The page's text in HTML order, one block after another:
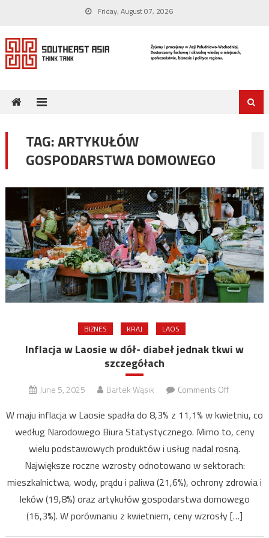
content
Friday, August 07, 2026
TAG:ARTYKUŁÓW
GOSPODARSTWA DOMOWEGO
BIZNES KRAJ LAOS
Inflacja w Laosie w dół- diabeł jednak tkwi w
szczegółach
June 5, 2025 Bartek Wąsik Comments Offon
w
Laosie
w
dół-
diabeł
w
W maju inflacja w Laosie spadła do 8,3% z 11,1% w kwietniu, co
według Narodowego Biura Statystycznego. Mimo to, ceny
wielu podstawowych produktów i usług nadal rosną.
Największe roczne wzrosty odnotowano w sektorach:
mieszkalnictwa, wody, prądu i paliwa (21,6%), ochrony zdrowia i
leków (19,8%) oraz artykułów gospodarstwa domowego
(16,3%). W porównaniu z kwietniem, ceny wzrosły […]